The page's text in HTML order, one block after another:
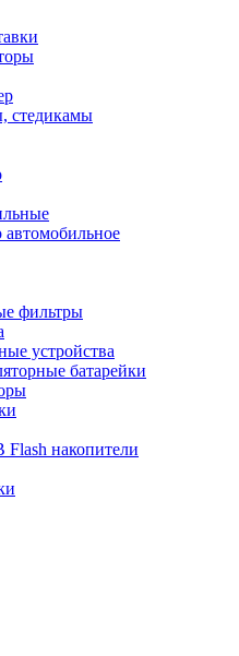
стедикамы
автомобильное
фильтры
устройства
батарейки
накопители